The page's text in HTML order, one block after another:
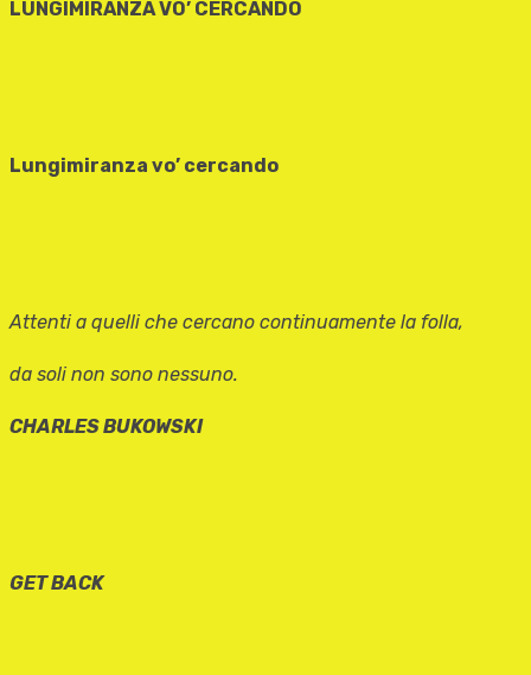
LUNGIMIRANZA VO’ CERCANDO
Lungimiranza vo’ cercando
Attenti a quelli che cercano continuamente la folla,
da soli non sono nessuno.
CHARLES BUKOWSKI
GET BACK